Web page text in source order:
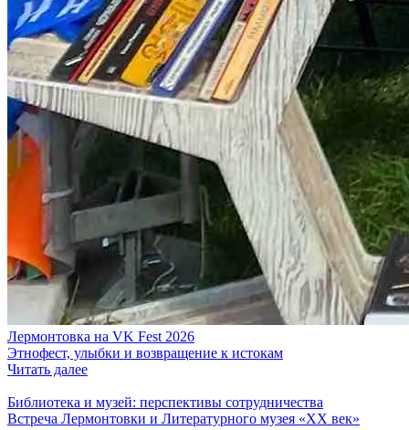
Лермонтовка на VK Fest 2026
Этнофест, улыбки и возвращение к истокам
Читать далее
Библиотека и музей: перспективы сотрудничества
Встреча Лермонтовки и Литературного музея «XX век»